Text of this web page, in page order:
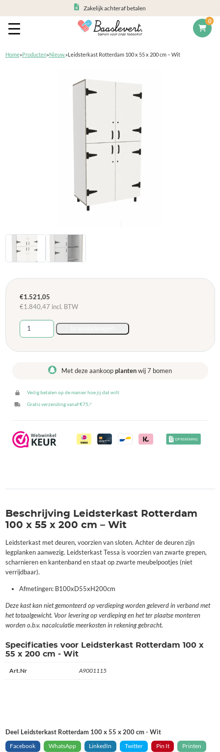
0
Zakelijk achteraf betalen
Home»Producten»Nieuw.»Leidsterkast Rotterdam 100 x 55 x 200 cm – Wit
€1.521,05
€1.840,47 incl. BTW
Leidsterkast
Rotterdam
x
cm
-
aantal
Met deze aankoop plantenwij 7 bomen
Veilig betalen op de manier hoe jij dat wilt
Gratis verzending vanaf €75,-*
Beschrijving Leidsterkast Rotterdam
100 x 55 x 200 cm – Wit
Leidsterkast met deuren, voorzien van sloten. Achter de deuren zijn
legplanken aanwezig. Leidsterkast Tessa is voorzien van zwarte grepen,
scharnieren en kantenband en staat op zwarte meubelpootjes (niet
verrijdbaar).
Afmetingen: B100xD55xH200cm
Deze kast kan niet gemonteerd op verdieping worden geleverd in verband met
het totaalgewicht. Voor levering op verdieping en het ter plaatse monteren
worden o.b.v. nacalculatie meerkosten in rekening gebracht.
Specificaties voor Leidsterkast Rotterdam 100 x
55 x 200 cm - Wit
Art.Nr A9001115
Deel Leidsterkast Rotterdam 100 x 55 x 200 cm - Wit
Facebook
WhatsApp LinkedIn Twitter Pin It Printen